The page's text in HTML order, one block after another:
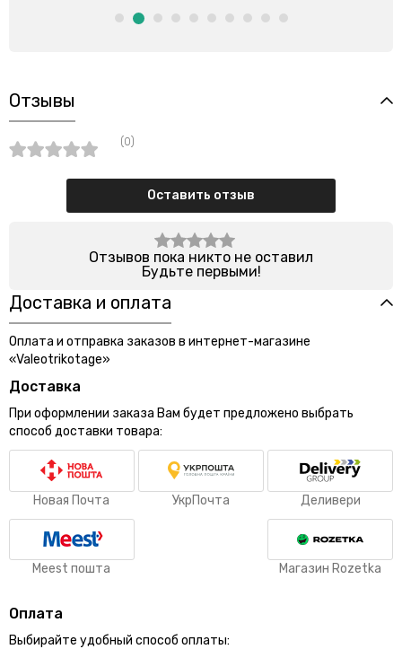
Отзывы
(0)
Оставить отзыв
Отзывов пока никто не оставил
Будьте первыми!
Доставка и оплата
Оплата и отправка заказов в интернет-магазине
«Valeotrikotage»
Доставка
При оформлении заказа Вам будет предложено выбрать
способ доставки товара:
Новая Почта УкрПочта Деливери
Meest пошта Магазин Rozetka
Оплата
Выбирайте удобный способ оплаты: